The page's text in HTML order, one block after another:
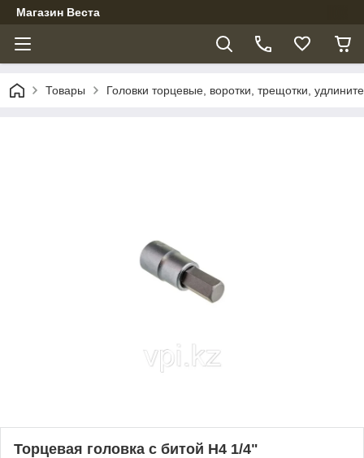
Магазин Веста
Товары Головки торцевые, воротки, трещотки,
Торцевая головка с битой H4 1/4"